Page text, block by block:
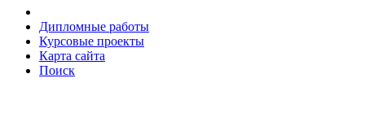
Дипломные работы
Курсовые проекты
Карта сайта
Поиск